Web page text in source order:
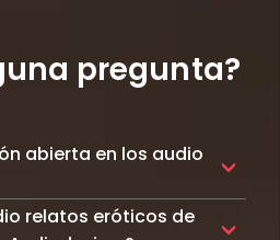
pregunta?
abierta en los audio
implica la no monogamia
las parejas acuerdan
relatos eróticos de